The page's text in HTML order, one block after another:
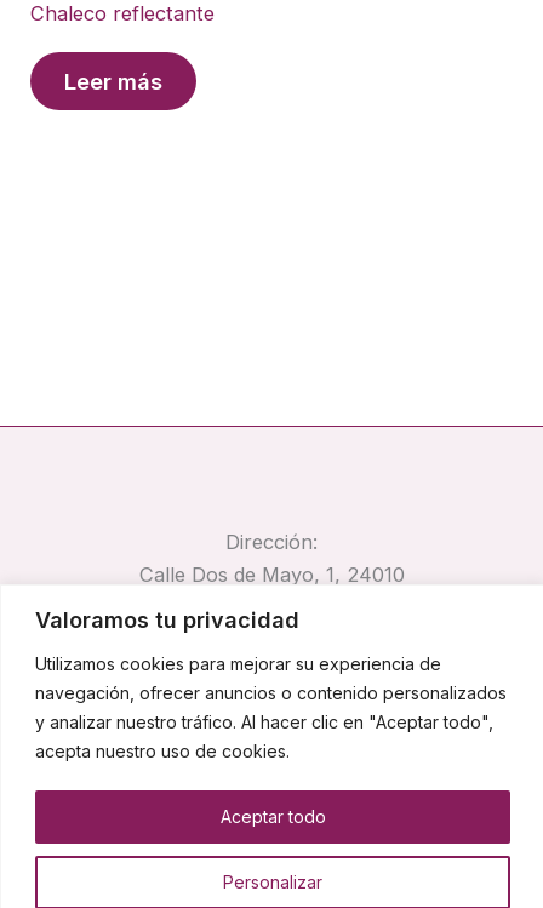
Valoramos tu privacidad
Utilizamos cookies para mejorar su experiencia de
navegación, ofrecer anuncios o contenido personalizados
y analizar nuestro tráfico. Al hacer clic en "Aceptar todo",
acepta nuestro uso de cookies.
Personalizar
Aceptar todo
Chaleco reflectante
Leer más
Dirección:
Calle Dos de Mayo, 1, 24010
Trobajo del Camino, León
pirocar@pirocar.es
Teléfono:
662 67 42 74
Copyright © 2026 Pirocar